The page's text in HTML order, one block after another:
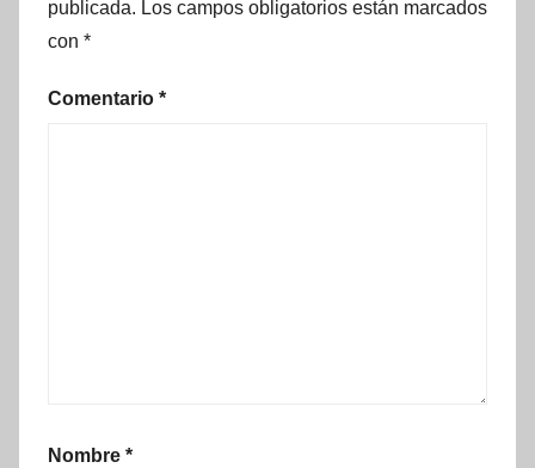
publicada. Los campos obligatorios están marcados
con *
Comentario *
Nombre *